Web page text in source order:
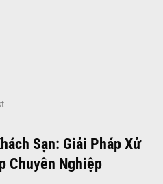
Sạn: Giải Pháp Xử
Chuyên Nghiệp